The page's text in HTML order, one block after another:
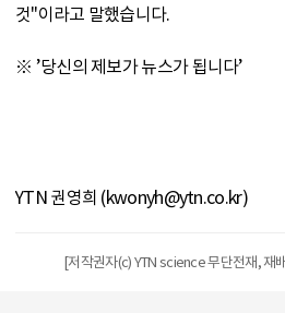
것"이라고 말했습니다.
※ ’당신의 제보가 뉴스가 됩니다’
YTN 권영희 (kwonyh@ytn.co.kr)
[저작권자(c) YTN science 무단전재, 재